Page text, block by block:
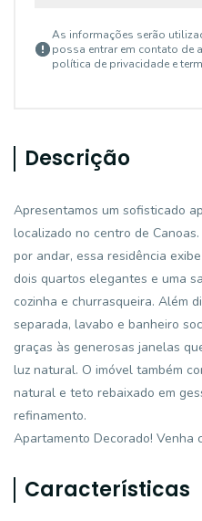
As informações serão
possa entrar em contato de
política de privacidade e
Descrição
Apresentamos um sofisticado
localizado no centro de
por andar, essa residência
dois quartos elegantes e uma
cozinha e churrasqueira. Além
separada, lavabo e banheiro
graças às generosas janelas
luz natural. O imóvel também
natural e teto rebaixado em
refinamento.
Apartamento Decorado! Venha
Características